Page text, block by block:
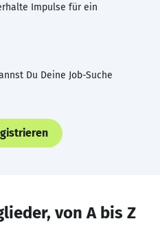
Impulse für ein
Du Deine Job-Suche
von A bis Z